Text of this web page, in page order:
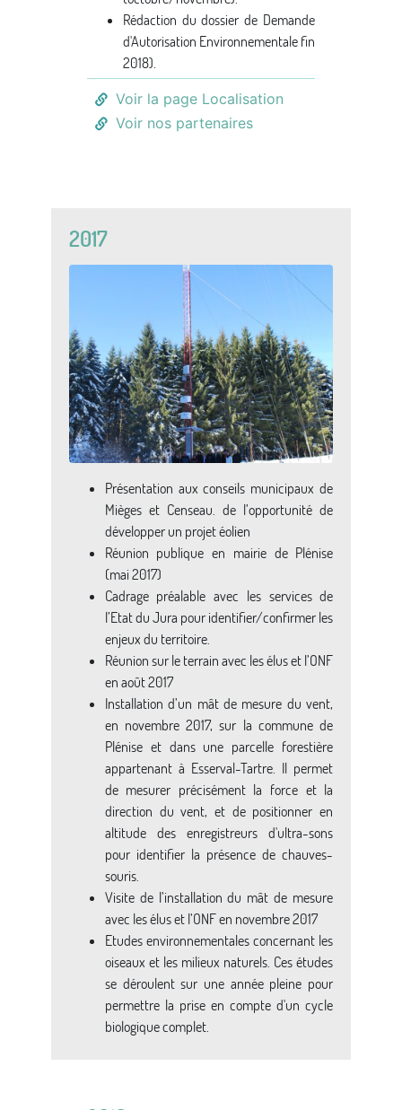
Rédaction du dossier de Demande
d'Autorisation Environnementale fin
2018).
Voir la page Localisation
Voir nos partenaires
2017
Présentation aux conseils municipaux de
Mièges et Censeau. de l’opportunité de
développer un projet éolien
Réunion publique en mairie de Plénise
(mai 2017)
Cadrage préalable avec les services de
l’Etat du Jura pour identifier/confirmer les
enjeux du territoire.
Réunion sur le terrain avec les élus et l’ONF
en août 2017
Installation d’un mât de mesure du vent,
en novembre 2017, sur la commune de
Plénise et dans une parcelle forestière
appartenant à Esserval-Tartre. Il permet
de mesurer précisément la force et la
direction du vent, et de positionner en
altitude des enregistreurs d'ultra-sons
pour identifier la présence de chauves-
souris.
Visite de l’installation du mât de mesure
avec les élus et l’ONF en novembre 2017
Etudes environnementales concernant les
oiseaux et les milieux naturels. Ces études
se déroulent sur une année pleine pour
permettre la prise en compte d'un cycle
biologique complet.